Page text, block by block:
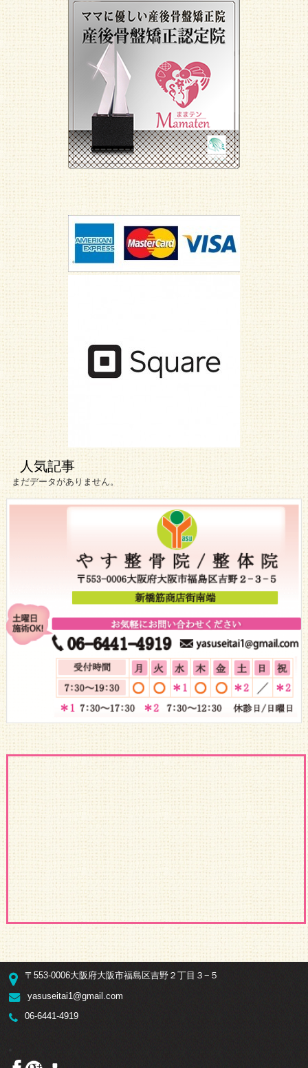
人気記事
まだデータがありません。
〒553-0006大阪府大阪市福島区吉野２丁目３−５
yasuseitai1@gmail.com
06-6441-4919